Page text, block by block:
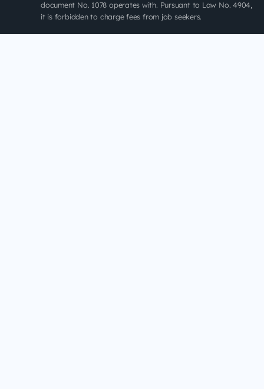
document No. 1078 operates with. Pursuant to Law No. 4904,
it is forbidden to charge fees from job seekers.